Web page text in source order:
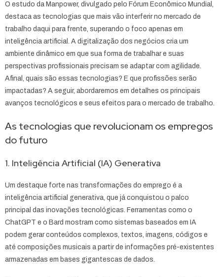
O estudo da Manpower, divulgado pelo Fórum Econômico Mundial,
destaca as tecnologias que mais vão interferir no mercado de
trabalho daqui para frente, superando o foco apenas em
inteligência artificial. A digitalização dos negócios cria um
ambiente dinâmico em que sua forma de trabalhar e suas
perspectivas profissionais precisam se adaptar com agilidade.
Afinal, quais são essas tecnologias? E que profissões serão
impactadas? A seguir, abordaremos em detalhes os principais
avanços tecnológicos e seus efeitos para o mercado de trabalho.
As tecnologias que revolucionam os empregos
do futuro
1. Inteligência Artificial (IA) Generativa
Um destaque forte nas transformações do emprego é a
inteligência artificial generativa, que já conquistou o palco
principal das inovações tecnológicas. Ferramentas como o
ChatGPT e o Bard mostram como sistemas baseados em IA
podem gerar conteúdos complexos, textos, imagens, códigos e
até composições musicais a partir de informações pré-existentes
armazenadas em bases gigantescas de dados.